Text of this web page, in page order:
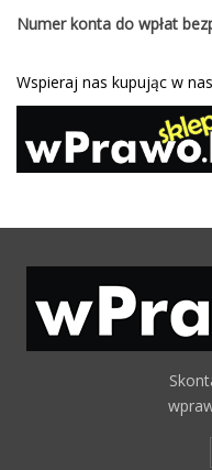
Numer konta do wpłat
Wspieraj nas kupując w